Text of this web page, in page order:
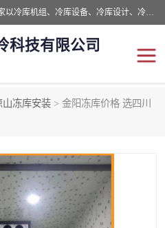
四川美柯冷冻库安装工程有限公司一家以冷库机组、冷库设备、冷库设计、冷冻库设备销售、冷库安装、冻库安装价格及技术服务为一体的综合企业，咨询热线：同等设备材料优惠10% 。公司各种类型安装组合式冷库、冷冻库、冷藏库、气调保鲜库、并提供成套设备供应、安装与调试、维护与维修、技术咨询、操作维修人员技术培训等
科技有限公司
山冻库安装 > 金阳冻库价格 选四川
绵阳冻库,绵阳保鲜冷库
广元冻库安装,广元冻库造
价
遂宁冻库